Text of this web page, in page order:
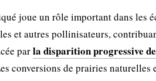
joue un rôle important dans les
et autres pollinisateurs,
parla disparition progressive
conversions de prairies